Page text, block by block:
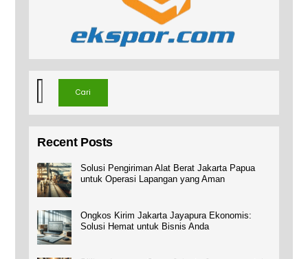
Cari
Recent Posts
Solusi Pengiriman Alat Berat Jakarta Papua
untuk Operasi Lapangan yang Aman
Ongkos Kirim Jakarta Jayapura Ekonomis:
Solusi Hemat untuk Bisnis Anda